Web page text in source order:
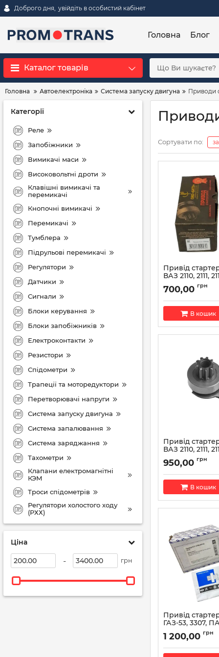
Доброго дня, увійдіть в особистий кабінет
Головна Блог
Каталог товарів
Головна Автоелектроніка Система запуску двигуна Приводи
Категорії
Реле
Запобіжники
Вимикачі маси
Високовольтні дроти
Клавішні вимикачі та
перемикачі
Кнопочні вимикачі
Перемикачі
Тумблера
Підрульові перемикачі
Регулятори
Датчики
Сигнали
Блоки керування
Блоки запобіжників
Електроконтакти
Резистори
Спідометри
Трапеції та моторедуктори
Перетворювачі напруги
Система запуску двигуна
Система запалювання
Система заряджання
Тахометри
Клапани електромагнітні
КЭМ
Троси спідометрів
Регулятори холостого ходу
(РХХ)
Ціна
- грн
Сортувати по:
Привід
ВАЗ 2110, 2111,
(вир-во БАТЭ)
Артикул:
700,00 грн
В кошик
Привід
ВАЗ 2110, 2111,
5121.3708600
Артикул:
950,00 грн
В кошик
Привід
ГАЗ-53, 3307,
4217.3708.600-
ПРАМО-ЭЛТРА)
Артикул:
1 200,00 грн